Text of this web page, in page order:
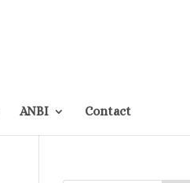
ANBI Contact